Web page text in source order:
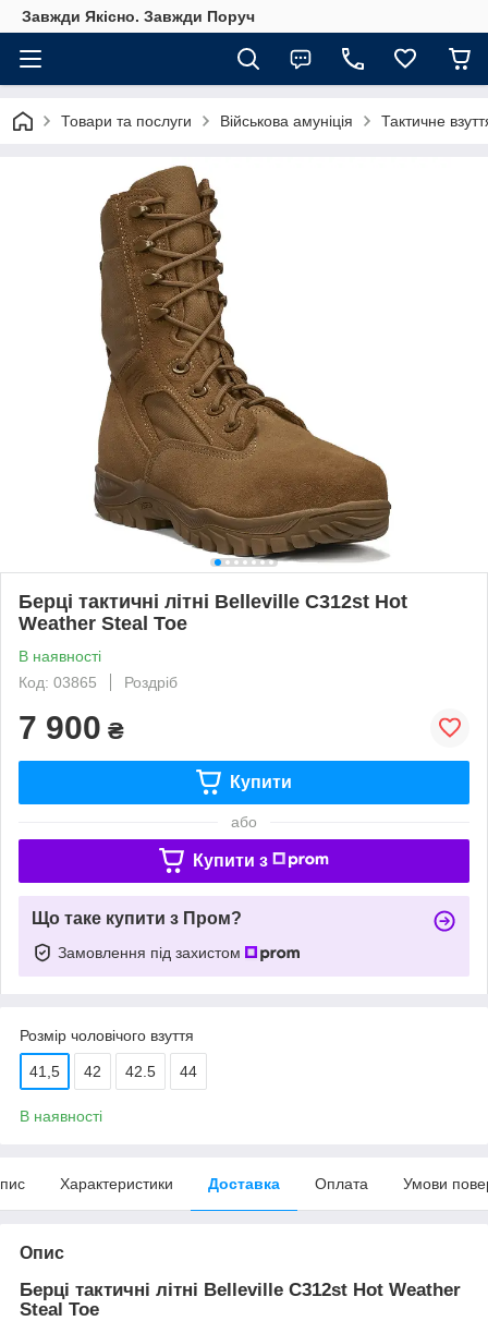
Завжди Якісно. Завжди Поруч
Товари та послуги Військова амуніція Тактичне
Берці тактичні літні Belleville C312st Hot
Weather Steal Toe
В наявності
Код: 03865
Роздріб
7 900 ₴
Купити
або
Купити з
Що таке купити з Пром?
Замовлення під захистом
Розмір чоловічого взуття
41,5 42 42.5 44
В наявності
Характеристики Доставка Оплата Умови
Опис
Берці тактичні літні Belleville C312st Hot Weather
Steal Toe